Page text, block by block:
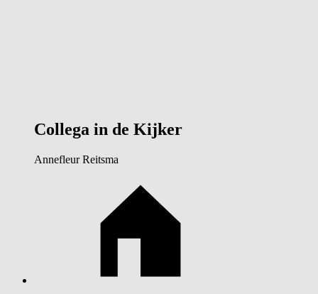
Collega in de Kijker
Annefleur Reitsma